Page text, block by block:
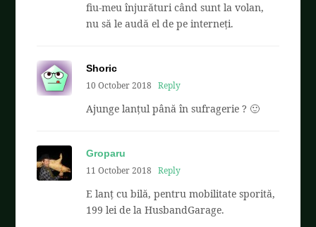
fiu-meu înjurături când sunt la volan,
nu să le audă el de pe interneți.
Shoric
10 October 2018
Reply
Ajunge lanțul până în sufragerie ? 🙂
Groparu
11 October 2018
Reply
E lanț cu bilă, pentru mobilitate sporită,
199 lei de la HusbandGarage.